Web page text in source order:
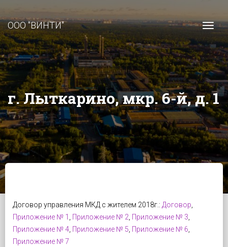
ООО "ВИНТИ"
г. Лыткарино, мкр. 6-й, д. 1
Договор управления МКД с жителем 2018г.: Договор
Приложение № 1
Приложение № 2 Приложение № 3
Приложение № 4 Приложение № 5 Приложение № 6
Приложение № 7